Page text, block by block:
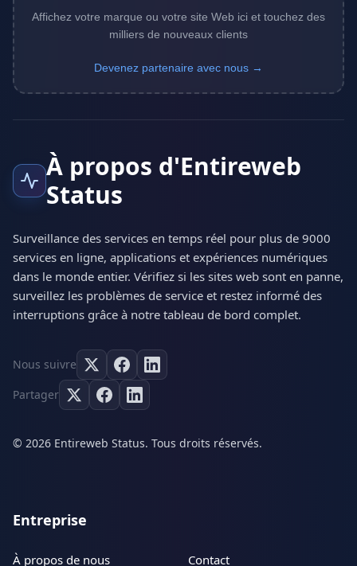
Affichez votre marque ou votre site Web ici et touchez des
milliers de nouveaux clients
Devenez partenaire avec nous →
À propos d'Entireweb
Status
Surveillance des services en temps réel pour plus de 9000
services en ligne, applications et expériences numériques
dans le monde entier. Vérifiez si les sites web sont en panne,
surveillez les problèmes de service et restez informé des
interruptions grâce à notre tableau de bord complet.
Nous suivre
Partager
© 2026 Entireweb Status. Tous droits réservés.
Entreprise
À propos de nous Contact